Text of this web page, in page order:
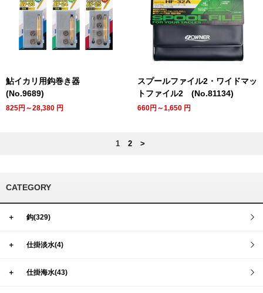
鮎イカリ用鈎巻き器
(No.9689)
825円～28,380 円
スプールファイル2・ワイドマッ
トファイル2 (No.81134)
660円～1,650 円
1 2 >
CATEGORY
＋ 鈎(329)
＋ 仕掛淡水(4)
＋ 仕掛海水(43)